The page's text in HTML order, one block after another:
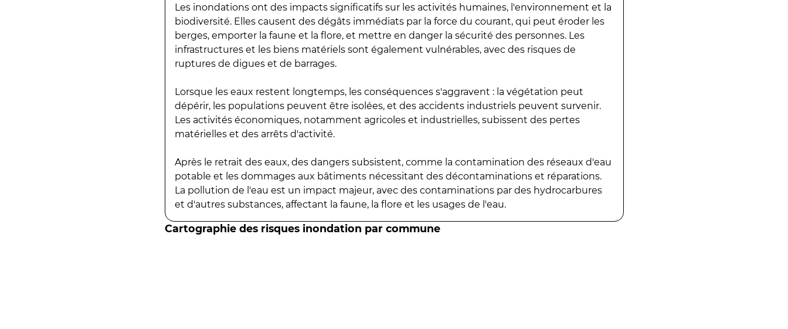
Les inondations ont des impacts significatifs sur les activités humaines, l'environnement et la
biodiversité. Elles causent des dégâts immédiats par la force du courant, qui peut éroder les
berges, emporter la faune et la flore, et mettre en danger la sécurité des personnes. Les
infrastructures et les biens matériels sont également vulnérables, avec des risques de
ruptures de digues et de barrages.
Lorsque les eaux restent longtemps, les conséquences s'aggravent : la végétation peut
dépérir, les populations peuvent être isolées, et des accidents industriels peuvent survenir.
Les activités économiques, notamment agricoles et industrielles, subissent des pertes
matérielles et des arrêts d'activité.
Après le retrait des eaux, des dangers subsistent, comme la contamination des réseaux d'eau
potable et les dommages aux bâtiments nécessitant des décontaminations et réparations.
La pollution de l'eau est un impact majeur, avec des contaminations par des hydrocarbures
et d'autres substances, affectant la faune, la flore et les usages de l'eau.
Cartographie des risques inondation par commune